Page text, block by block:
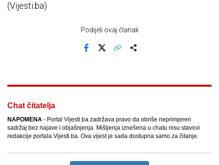
(Vijesti.ba)
Podijeli ovaj članak
Chat čitatelja
NAPOMENA - Portal Vijesti.ba zadržava pravo da obriše neprimjeren
sadržaj bez najave i objašnjenja. Mišljenja iznešena u chatu nisu stavovi
redakcije portala Vijesti.ba. Ova vijest je sada dostupna samo za čitanje.